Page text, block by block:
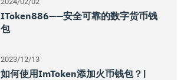
IToken886——安全可靠的数字货币钱
包
2023/12/13
如何使用imToken添加火币钱包？|